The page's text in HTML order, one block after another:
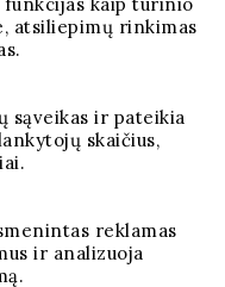
funkcijas kaip turinio
atsiliepimų rinkimas
sąveikas ir pateikia
skaičius,
reklamas
ir analizuoja